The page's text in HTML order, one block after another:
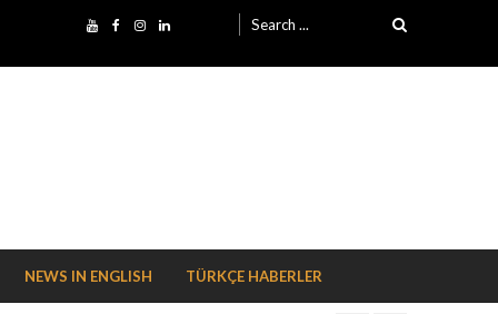
Search for:
NEWS IN ENGLISH TÜRKÇE HABERLER